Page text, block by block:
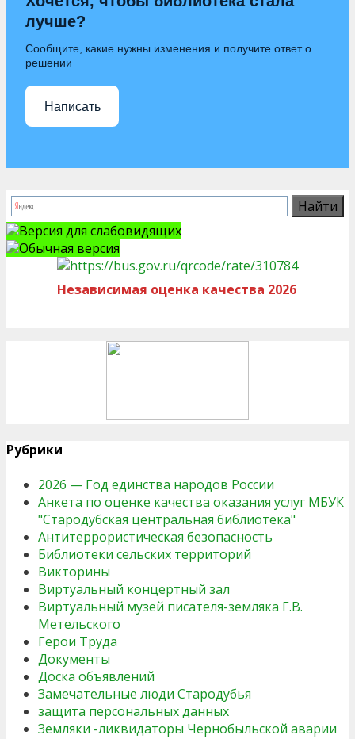
лучше?
Сообщите, какие нужны изменения и получите ответ о
решении
Написать
Версия для слабовидящих
Обычная версия
Независимая оценка качества 2026
Рубрики
2026 — Год единства народов России
Анкета по оценке качества оказания услуг МБУК
"Стародубская центральная библиотека"
Антитеррористическая безопасность
Библиотеки сельских территорий
Викторины
Виртуальный концертный зал
Виртуальный музей писателя-земляка Г.В.
Метельского
Герои Труда
Документы
Доска объявлений
Замечательные люди Стародубья
защита персональных данных
Земляки -ликвидаторы Чернобыльской аварии